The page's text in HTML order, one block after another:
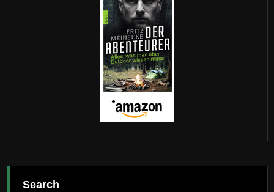
Search